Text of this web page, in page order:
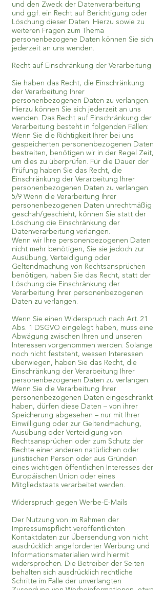
und den Zweck der Datenverarbeitung
und ggf. ein Recht auf Berichtigung oder
Löschung dieser Daten. Hierzu sowie zu
weiteren Fragen zum Thema
personenbezogene Daten können Sie sich
jederzeit an uns wenden.
Recht auf Einschränkung der Verarbeitung
Sie haben das Recht, die Einschränkung
der Verarbeitung Ihrer
personenbezogenen Daten zu verlangen.
Hierzu können Sie sich jederzeit an uns
wenden. Das Recht auf Einschränkung der
Verarbeitung besteht in folgenden Fällen:
Wenn Sie die Richtigkeit Ihrer bei uns
gespeicherten personenbezogenen Daten
bestreiten, benötigen wir in der Regel Zeit,
um dies zu überprüfen. Für die Dauer der
Prüfung haben Sie das Recht, die
Einschränkung der Verarbeitung Ihrer
personenbezogenen Daten zu verlangen.
5/9 Wenn die Verarbeitung Ihrer
personenbezogenen Daten unrechtmäßig
geschah/geschieht, können Sie statt der
Löschung die Einschränkung der
Datenverarbeitung verlangen.
Wenn wir Ihre personenbezogenen Daten
nicht mehr benötigen, Sie sie jedoch zur
Ausübung, Verteidigung oder
Geltendmachung von Rechtsansprüchen
benötigen, haben Sie das Recht, statt der
Löschung die Einschränkung der
Verarbeitung Ihrer personenbezogenen
Daten zu verlangen.
Wenn Sie einen Widerspruch nach Art. 21
Abs. 1 DSGVO eingelegt haben, muss eine
Abwägung zwischen Ihren und unseren
Interessen vorgenommen werden. Solange
noch nicht feststeht, wessen Interessen
überwiegen, haben Sie das Recht, die
Einschränkung der Verarbeitung Ihrer
personenbezogenen Daten zu verlangen.
Wenn Sie die Verarbeitung Ihrer
personenbezogenen Daten eingeschränkt
haben, dürfen diese Daten – von ihrer
Speicherung abgesehen – nur mit Ihrer
Einwilligung oder zur Geltendmachung,
Ausübung oder Verteidigung von
Rechtsansprüchen oder zum Schutz der
Rechte einer anderen natürlichen oder
juristischen Person oder aus Gründen
eines wichtigen öffentlichen Interesses der
Europäischen Union oder eines
Mitgliedstaats verarbeitet werden.
Widerspruch gegen Werbe-E-Mails
Der Nutzung von im Rahmen der
Impressumspflicht veröffentlichten
Kontaktdaten zur Übersendung von nicht
ausdrücklich angeforderter Werbung und
Informationsmaterialien wird hiermit
widersprochen. Die Betreiber der Seiten
behalten sich ausdrücklich rechtliche
Schritte im Falle der unverlangten